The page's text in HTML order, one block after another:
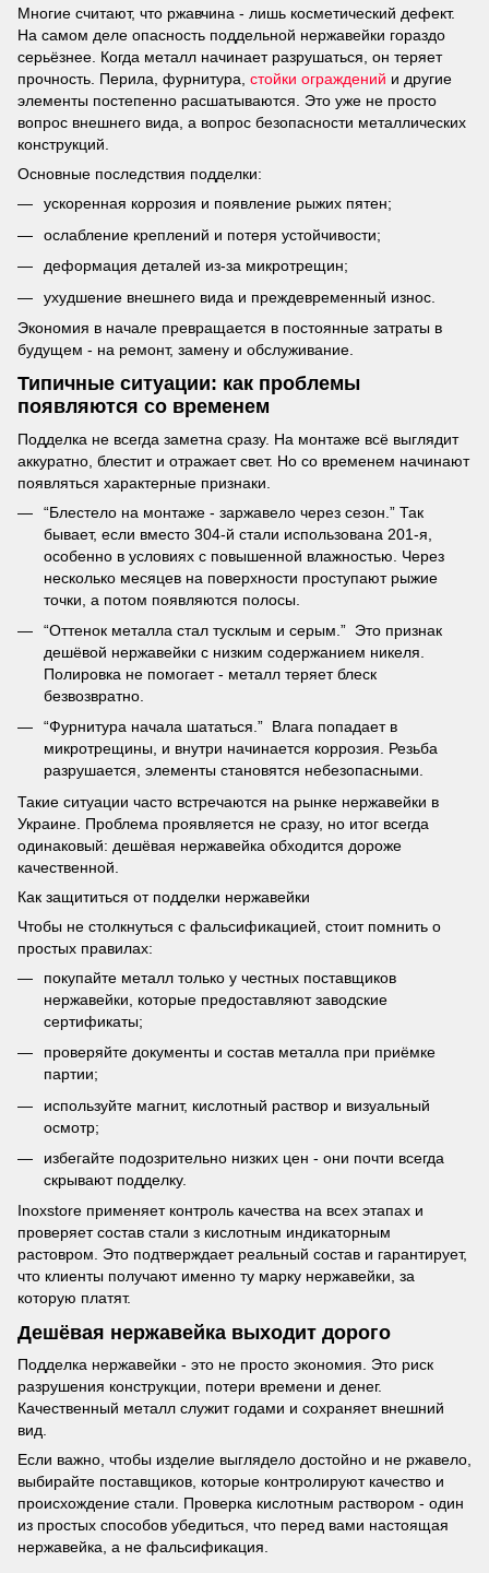
Многие считают, что ржавчина - лишь косметический дефект.
На самом деле опасность поддельной нержавейки гораздо
серьёзнее. Когда металл начинает разрушаться, он теряет
прочность. Перила, фурнитура, стойки ограждений и другие
элементы постепенно расшатываются. Это уже не просто
вопрос внешнего вида, а вопрос безопасности металлических
конструкций.
Основные последствия подделки:
ускоренная коррозия и появление рыжих пятен;
ослабление креплений и потеря устойчивости;
деформация деталей из-за микротрещин;
ухудшение внешнего вида и преждевременный износ.
Экономия в начале превращается в постоянные затраты в
будущем - на ремонт, замену и обслуживание.
Типичные ситуации: как проблемы
появляются со временем
Подделка не всегда заметна сразу. На монтаже всё выглядит
аккуратно, блестит и отражает свет. Но со временем начинают
появляться характерные признаки.
“Блестело на монтаже - заржавело через сезон.” Так
бывает, если вместо 304-й стали использована 201-я,
особенно в условиях с повышенной влажностью. Через
несколько месяцев на поверхности проступают рыжие
точки, а потом появляются полосы.
“Оттенок металла стал тусклым и серым.” Это признак
дешёвой нержавейки с низким содержанием никеля.
Полировка не помогает - металл теряет блеск
безвозвратно.
“Фурнитура начала шататься.” Влага попадает в
микротрещины, и внутри начинается коррозия. Резьба
разрушается, элементы становятся небезопасными.
Такие ситуации часто встречаются на рынке нержавейки в
Украине. Проблема проявляется не сразу, но итог всегда
одинаковый: дешёвая нержавейка обходится дороже
качественной.
Как защититься от подделки нержавейки
Чтобы не столкнуться с фальсификацией, стоит помнить о
простых правилах:
покупайте металл только у честных поставщиков
нержавейки, которые предоставляют заводские
сертификаты;
проверяйте документы и состав металла при приёмке
партии;
используйте магнит, кислотный раствор и визуальный
осмотр;
избегайте подозрительно низких цен - они почти всегда
скрывают подделку.
Inoxstore применяет контроль качества на всех этапах и
проверяет состав стали з кислотным индикаторным
растовром. Это подтверждает реальный состав и гарантирует,
что клиенты получают именно ту марку нержавейки, за
которую платят.
Дешёвая нержавейка выходит дорого
Подделка нержавейки - это не просто экономия. Это риск
разрушения конструкции, потери времени и денег.
Качественный металл служит годами и сохраняет внешний
вид.
Если важно, чтобы изделие выглядело достойно и не ржавело,
выбирайте поставщиков, которые контролируют качество и
происхождение стали. Проверка кислотным раствором - один
из простых способов убедиться, что перед вами настоящая
нержавейка, а не фальсификация.